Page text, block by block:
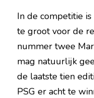
In de competitie
te groot voor de
nummer twee
mag natuurlijk
de laatste tien
PSG er acht te